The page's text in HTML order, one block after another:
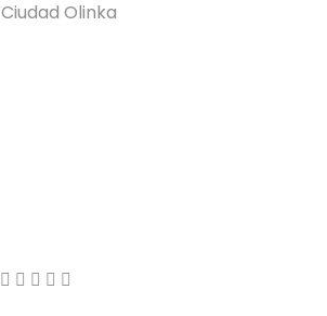
Ciudad Olinka